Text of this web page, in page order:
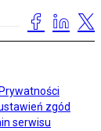
zgód
serwisu